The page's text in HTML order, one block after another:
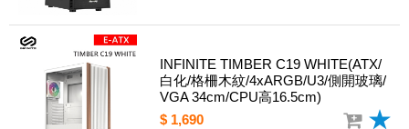
INFINITE TIMBER C19 WHITE(ATX/
白化/格柵木紋/4xARGB/U3/側開玻璃/
VGA 34cm/CPU高16.5cm)
$ 1,690